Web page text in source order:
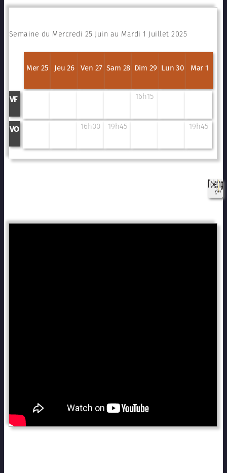
Semaine du Mercredi 25 Juin au Mardi 1 Juillet 2025
Mer 25 Jeu 26 Ven 27 Sam 28 Dim 29 Lun 30 Mar 1
VF 16h15
VO 16h00 19h45 19h45